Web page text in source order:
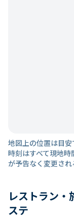
地図上の位置は目安
時刻はすべて現地
が予告なく変更され
レストラン
ステ